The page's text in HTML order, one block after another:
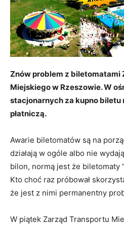
Znów problem z biletomatami
Miejskiego w Rzeszowie. W
stacjonarnych za kupno biletu
płatniczą.
Awarie biletomatów są na
działają w ogóle albo nie
bilon, normą jest że biletomaty
Kto choć raz próbował
że jest z nimi permanentny
W piątek Zarząd Transportu